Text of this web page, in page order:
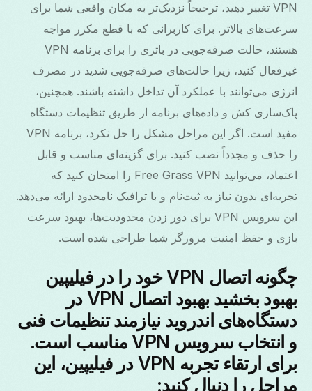
VPN تغییر دهید، ترجیحاً نزدیک‌تر به مکان واقعی شما برای
سرعت‌های بالاتر. برای کاربرانی که با قطع مکرر مواجه
هستند، حالت صرفه‌جویی در باتری را برای برنامه VPN
غیرفعال کنید، زیرا حالت‌های صرفه‌جویی شدید در مصرف
انرژی می‌توانند با عملکرد آن تداخل داشته باشند. همچنین،
پاک‌سازی کش و داده‌های برنامه از طریق تنظیمات دستگاه
مفید است. اگر این مراحل مشکل را حل نکرد، برنامه VPN
را حذف و مجدداً نصب کنید. برای گزینه‌ای مناسب و قابل
اعتماد، می‌توانید Free Grass VPN را امتحان کنید که
تجربه‌ای بدون نیاز به ثبت‌نام و با ترافیک نامحدود ارائه می‌دهد.
این سرویس VPN برای دور زدن محدودیت‌ها، بهبود سرعت
بازی و حفظ امنیت مرورگر شما طراحی شده است.
چگونه اتصال VPN خود را در فیلیپین
بهبود بخشید بهبود اتصال VPN در
دستگاه‌های اندروید نیازمند تنظیمات فنی
و انتخاب سرویس VPN مناسب است.
برای ارتقاء تجربه VPN در فیلیپین، این
مراحل را دنبال کنید: